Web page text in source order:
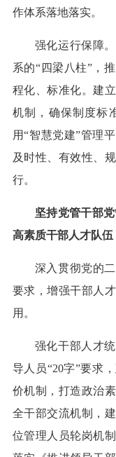
作体系落地落实。
强化运行保障
系的“四梁八柱”，
程化、标准化。建
机制，确保制度标
用“智慧党建”管理
及时性、有效性、
行。
坚持党管干部
高素质干部人才队伍
深入贯彻党的
要求，增强干部人
用。
强化干部人才
导人员“20字”要求
价机制，打造政治
全干部交流机制，
位管理人员轮岗机